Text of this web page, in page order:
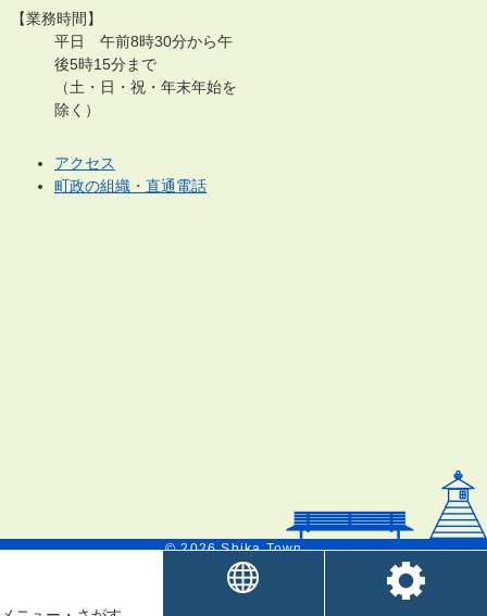
【業務時間】
平日 午前8時30分から午
後5時15分まで
（土・日・祝・年末年始を
除く）
アクセス
町政の組織・直通電話
© 2026 Shika Town.